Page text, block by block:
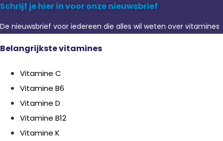
Schrijf je hier in voor onze nieuwsbrief
De nieuwsbrief voor iedereen die alles wil weten over vitamines
Belangrijkste vitamines
Vitamine C
Vitamine B6
Vitamine D
Vitamine B12
Vitamine K